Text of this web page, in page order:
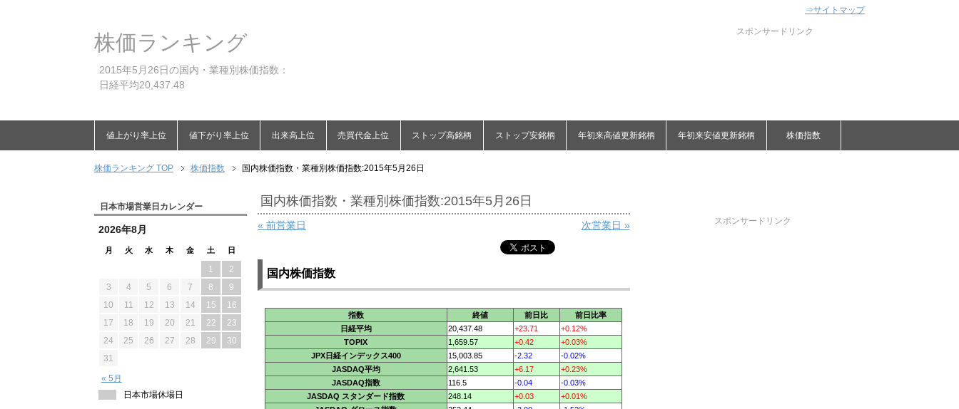
株価ランキング
2015年5月26日の国内・業種別株価指数：
日経平均20,437.48
スポンサードリンク
値上がり率上位 値下がり率上位 出来高上位 売買代金上位 ストップ高銘柄 ストップ安銘柄 年初来高値更新銘柄 年初来安値更新銘柄 株価指数
株価ランキング TOP 株価指数 国内株価指数・業種別株価指数:2015年5月26日
国内株価指数・業種別株価指数:2015年5月26日
« 前営業日 次営業日 »
国内株価指数
指数 終値 前日比
前日比率
日経平均
20,437.48 +23.71
+0.12%
TOPIX
1,659.57 +0.42
+0.03%
JPX日経インデックス400
15,003.85 -2.32
-0.02%
JASDAQ平均
2,641.53 +6.17
+0.23%
JASDAQ指数
116.5 -0.04
-0.03%
JASDAQ スタンダード指数
248.14 +0.03
+0.01%
日本市場営業日カレンダー
2026年8月
月 火 水 木 金 土 日
« 5月
1
2
3
4 5 6 7 8
9
10
11 12 13 14 15
16
17
18 19 20 21 22
23
24
25 26 27 28 29
30
31
日本市場休場日
スポンサードリンク
⇒サイトマップ